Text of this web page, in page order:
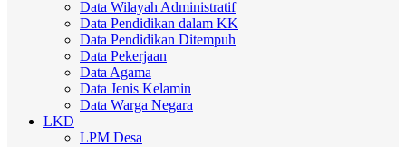
Data Wilayah Administratif
Data Pendidikan dalam KK
Data Pendidikan Ditempuh
Data Pekerjaan
Data Agama
Data Jenis Kelamin
Data Warga Negara
LKD
LPM Desa